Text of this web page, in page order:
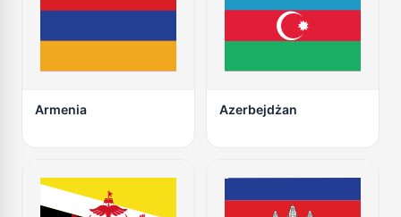
Armenia Azerbejdżan